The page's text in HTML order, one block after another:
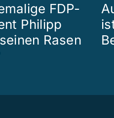
FDP-
Philipp
Rasen